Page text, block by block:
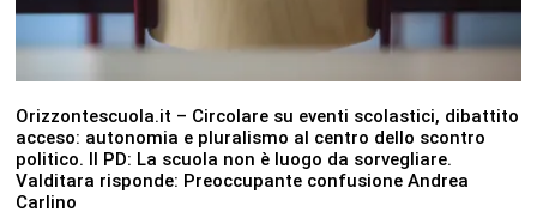
Orizzontescuola.it – Circolare su eventi scolastici, dibattito
acceso: autonomia e pluralismo al centro dello scontro
politico. Il PD: La scuola non è luogo da sorvegliare.
Valditara risponde: Preoccupante confusione Andrea
Carlino